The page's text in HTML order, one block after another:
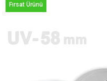
Fırsat Ürünü